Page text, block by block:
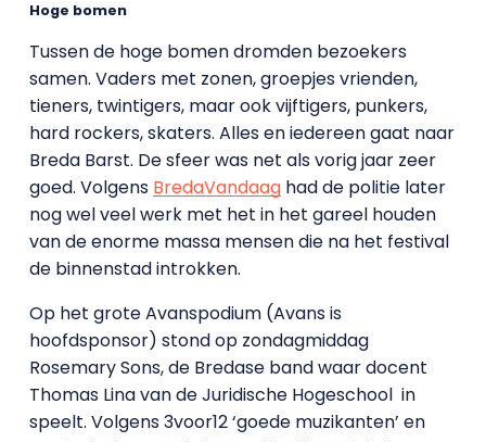
Hoge bomen
Tussen de hoge bomen dromden bezoekers
samen. Vaders met zonen, groepjes vrienden,
tieners, twintigers, maar ook vijftigers, punkers,
hard rockers, skaters. Alles en iedereen gaat naar
Breda Barst. De sfeer was net als vorig jaar zeer
goed. Volgens BredaVandaaghad de politie later
nog wel veel werk met het in het gareel houden
van de enorme massa mensen die na het festival
de binnenstad introkken.
Op het grote Avanspodium (Avans is
hoofdsponsor) stond op zondagmiddag
Rosemary Sons, de Bredase band waar docent
Thomas Lina van de Juridische Hogeschool in
speelt. Volgens 3voor12 ‘goede muzikanten’ en